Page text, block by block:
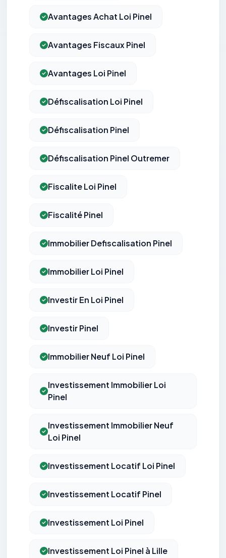
Avantages Achat Loi Pinel
Avantages Fiscaux Pinel
Avantages Loi Pinel
Défiscalisation Loi Pinel
Défiscalisation Pinel
Défiscalisation Pinel Outremer
Fiscalite Loi Pinel
Fiscalité Pinel
Immobilier Defiscalisation Pinel
Immobilier Loi Pinel
Investir En Loi Pinel
Investir Pinel
Immobilier Neuf Loi Pinel
Investissement Immobilier Loi
Pinel
Investissement Immobilier Neuf
Loi Pinel
Investissement Locatif Loi Pinel
Investissement Locatif Pinel
Investissement Loi Pinel
Investissement Loi Pinel à Lille